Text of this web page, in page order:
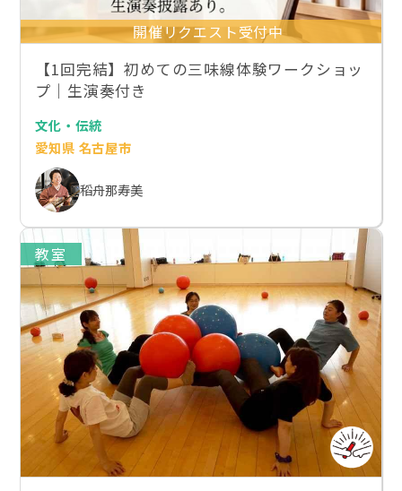
開催リクエスト受付中
【1回完結】初めての三味線体験ワークショッ
プ｜生演奏付き
文化・伝統
愛知県 名古屋市
稻舟那寿美
教室